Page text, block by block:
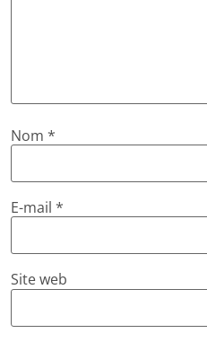
Nom*
E-mail*
Site web